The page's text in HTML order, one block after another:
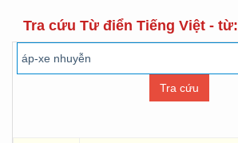
Tra cứu Từ điển Tiếng Việt - từ: